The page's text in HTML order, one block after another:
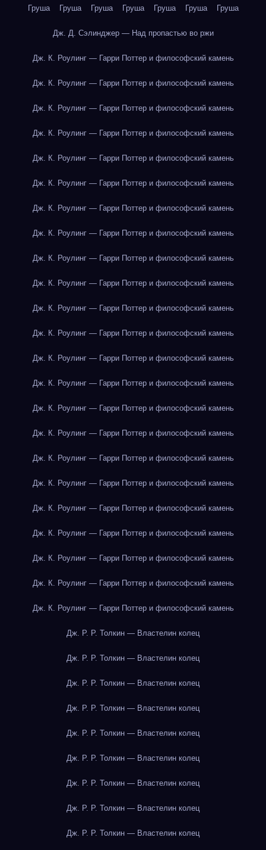
Груша Груша Груша Груша Груша Груша Груша
Дж. Д. Сэлинджер — Над пропастью во ржи
Дж. К. Роулинг — Гарри Поттер и философский камень
Дж. К. Роулинг — Гарри Поттер и философский камень
Дж. К. Роулинг — Гарри Поттер и философский камень
Дж. К. Роулинг — Гарри Поттер и философский камень
Дж. К. Роулинг — Гарри Поттер и философский камень
Дж. К. Роулинг — Гарри Поттер и философский камень
Дж. К. Роулинг — Гарри Поттер и философский камень
Дж. К. Роулинг — Гарри Поттер и философский камень
Дж. К. Роулинг — Гарри Поттер и философский камень
Дж. К. Роулинг — Гарри Поттер и философский камень
Дж. К. Роулинг — Гарри Поттер и философский камень
Дж. К. Роулинг — Гарри Поттер и философский камень
Дж. К. Роулинг — Гарри Поттер и философский камень
Дж. К. Роулинг — Гарри Поттер и философский камень
Дж. К. Роулинг — Гарри Поттер и философский камень
Дж. К. Роулинг — Гарри Поттер и философский камень
Дж. К. Роулинг — Гарри Поттер и философский камень
Дж. К. Роулинг — Гарри Поттер и философский камень
Дж. К. Роулинг — Гарри Поттер и философский камень
Дж. К. Роулинг — Гарри Поттер и философский камень
Дж. К. Роулинг — Гарри Поттер и философский камень
Дж. К. Роулинг — Гарри Поттер и философский камень
Дж. К. Роулинг — Гарри Поттер и философский камень
Дж. Р. Р. Толкин — Властелин колец
Дж. Р. Р. Толкин — Властелин колец
Дж. Р. Р. Толкин — Властелин колец
Дж. Р. Р. Толкин — Властелин колец
Дж. Р. Р. Толкин — Властелин колец
Дж. Р. Р. Толкин — Властелин колец
Дж. Р. Р. Толкин — Властелин колец
Дж. Р. Р. Толкин — Властелин колец
Дж. Р. Р. Толкин — Властелин колец